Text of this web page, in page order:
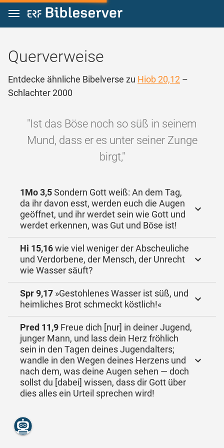
Zum Inhalt springen
Querverweise
Entdecke ähnliche Bibelverse zu Hiob 20,12 –
Schlachter 2000
"Ist das Böse noch so süß in seinem
Mund, dass er es unter seiner Zunge
birgt,"
1Mo 3,5Sondern Gott weiß: An dem Tag,
da ihr davon esst, werden euch die Augen
geöffnet, und ihr werdet sein wie Gott und
werdet erkennen, was Gut und Böse ist!
Hi 15,16wie viel weniger der Abscheuliche
und Verdorbene, der Mensch, der Unrecht
wie Wasser säuft?
Spr 9,17 »Gestohlenes Wasser ist süß, und
heimliches Brot schmeckt köstlich!«
Pred 11,9 Freue dich [nur] in deiner Jugend,
junger Mann, und lass dein Herz fröhlich
sein in den Tagen deines Jugendalters;
wandle in den Wegen deines Herzens und
nach dem, was deine Augen sehen — doch
sollst du [dabei] wissen, dass dir Gott über
dies alles ein Urteil sprechen wird!